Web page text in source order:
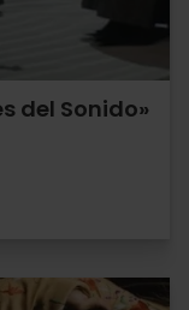
del Sonido»